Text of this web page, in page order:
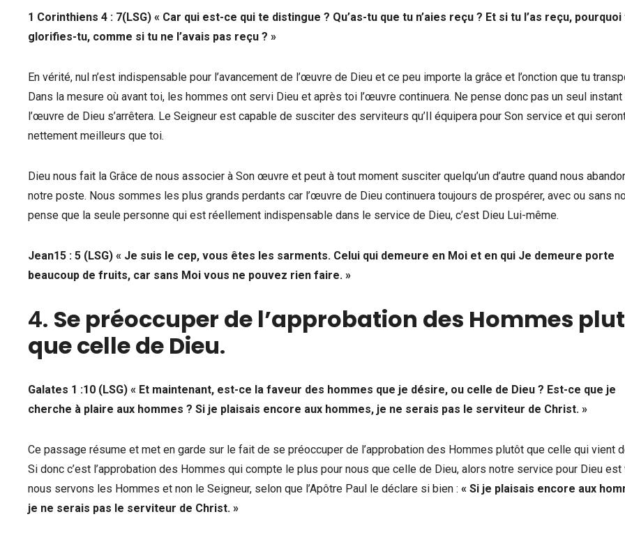
1 Corinthiens 4 : 7(LSG) « Car qui est-ce qui te distingue ? Qu’as-tu que tu n’aies reçu ? Et si tu l’as reçu, pourquoi
glorifies-tu, comme si tu ne l’avais pas reçu ? »
En vérité, nul n’est indispensable pour l’avancement de l’œuvre de Dieu et ce peu importe la grâce et l’onction que tu
Dans la mesure où avant toi, les hommes ont servi Dieu et après toi l’œuvre continuera. Ne pense donc pas un seul instant
l’œuvre de Dieu s’arrêtera. Le Seigneur est capable de susciter des serviteurs qu’Il équipera pour Son service et qui
nettement meilleurs que toi.
Dieu nous fait la Grâce de nous associer à Son œuvre et peut à tout moment susciter quelqu’un d’autre quand nous
notre poste. Nous sommes les plus grands perdants car l’œuvre de Dieu continuera toujours de prospérer, avec ou sans
pense que la seule personne qui est réellement indispensable dans le service de Dieu, c’est Dieu Lui-même.
Jean15 : 5 (LSG) « Je suis le cep, vous êtes les sarments. Celui qui demeure en Moi et en qui Je demeure porte
beaucoup de fruits, car sans Moi vous ne pouvez rien faire. »
4. Se préoccuper de l’approbation des Hommes
que celle de Dieu.
Galates 1 :10 (LSG) « Et maintenant, est-ce la faveur des hommes que je désire, ou celle de Dieu ? Est-ce que je
cherche à plaire aux hommes ? Si je plaisais encore aux hommes, je ne serais pas le serviteur de Christ. »
Ce passage résume et met en garde sur le fait de se préoccuper de l’approbation des Hommes plutôt que celle qui vient
Si donc c’est l’approbation des Hommes qui compte le plus pour nous que celle de Dieu, alors notre service pour Dieu est
nous servons les Hommes et non le Seigneur, selon que l’Apôtre Paul le déclare si bien : « Si je plaisais encore aux
je ne serais pas le serviteur de Christ. »